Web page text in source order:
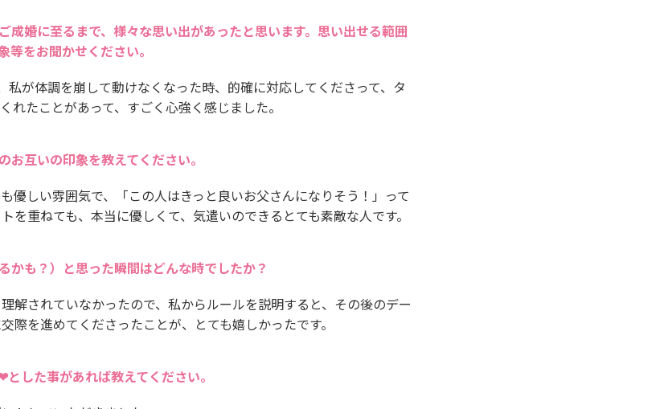
成婚に至るまで、様々な思い出があったと思います。思い出せる範囲
等をお聞かせください。
私が体調を崩して動けなくなった時、的確に対応してくださって、タ
れたことがあって、すごく心強く感じました。
お互いの印象を教えてください。
優しい雰囲気で、「この人はきっと良いお父さんになりそう！」って
を重ねても、本当に優しくて、気遣いのできるとても素敵な人です。
かも？）と思った瞬間はどんな時でしたか？
解されていなかったので、私からルールを説明すると、その後のデー
際を進めてくださったことが、とても嬉しかったです。
した事があれば教えてください。